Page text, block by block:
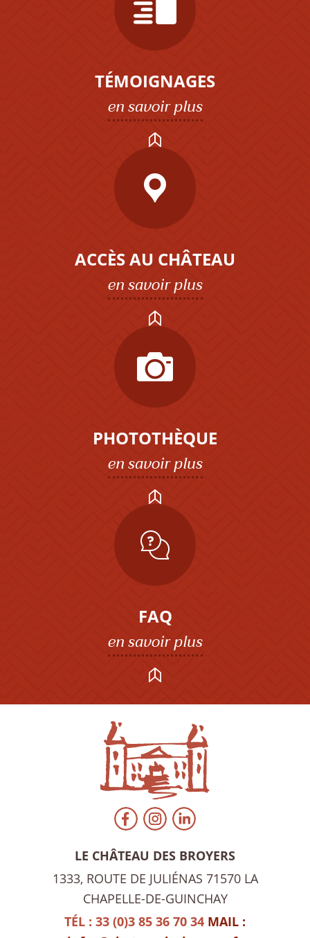
TÉMOIGNAGES
en savoir plus
ACCÈS AU CHÂTEAU
en savoir plus
PHOTOTHÈQUE
en savoir plus
FAQ
en savoir plus
LE CHÂTEAU DES BROYERS
1333, ROUTE DE JULIÉNAS 71570 LA
CHAPELLE-DE-GUINCHAY
TÉL : 33 (0)3 85 36 70 34 MAIL :